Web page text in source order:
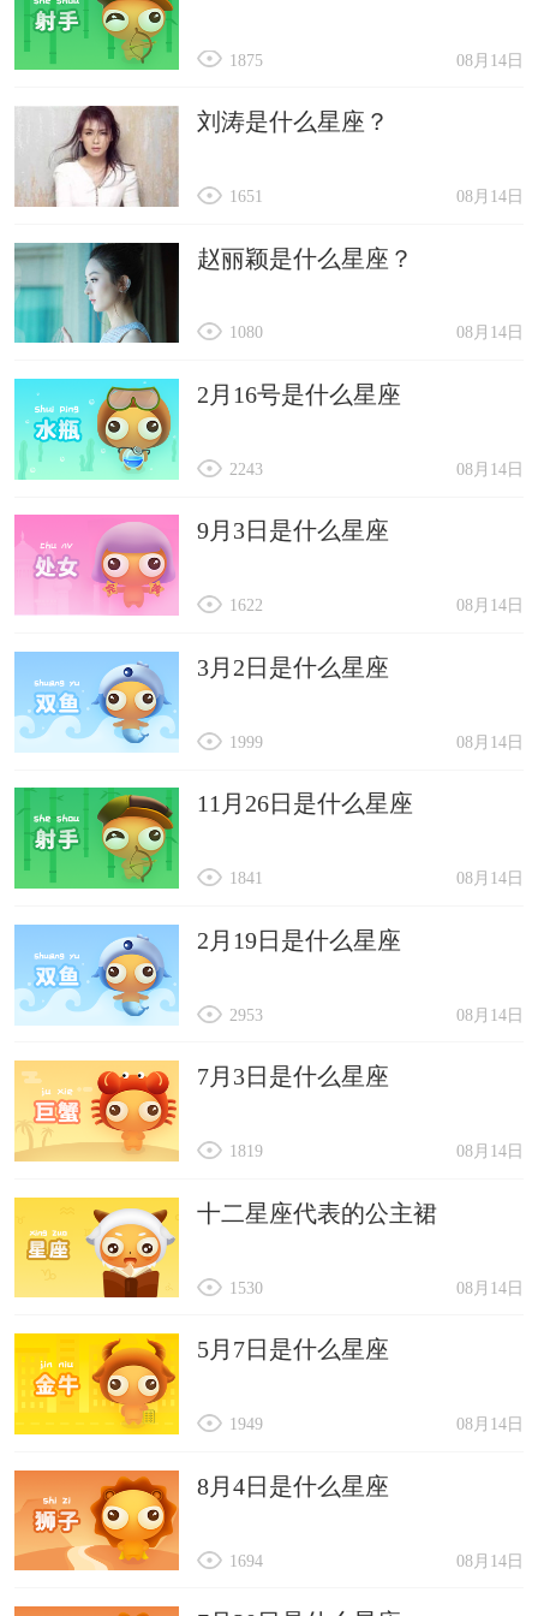
08月14日
1875
刘涛是什么星座？
08月14日
1651
赵丽颖是什么星座？
08月14日
1080
2月16号是什么星座
08月14日
2243
9月3日是什么星座
08月14日
1622
3月2日是什么星座
08月14日
1999
11月26日是什么星座
08月14日
1841
2月19日是什么星座
08月14日
2953
7月3日是什么星座
08月14日
1819
十二星座代表的公主裙
08月14日
1530
5月7日是什么星座
08月14日
1949
8月4日是什么星座
08月14日
1694